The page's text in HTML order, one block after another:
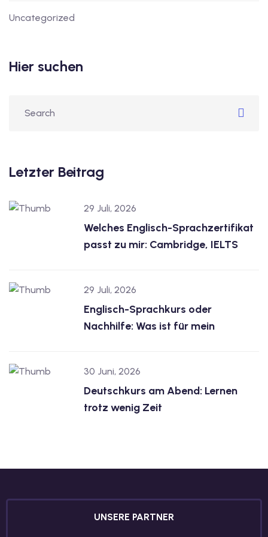
mit Gutschein
mit Gutschein B1
mit
mit Gutschein
mit Gutschein
Uncategorized
Hier suchen
Letzter Beitrag
29 Juli, 2026
Welches Englisch-Sprachzertifikat
passt zu mir: Cambridge, IELTS
29 Juli, 2026
Englisch-Sprachkurs oder
Nachhilfe: Was ist für mein
30 Juni, 2026
Deutschkurs am Abend: Lernen
trotz wenig Zeit
UNSERE PARTNER